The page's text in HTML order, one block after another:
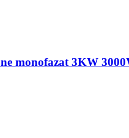
monofazat 3KW